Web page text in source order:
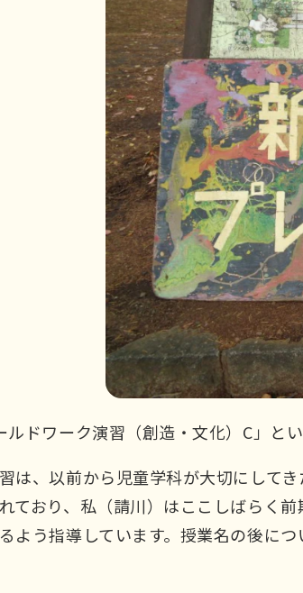
ドワーク演習（創造・文化）C」と
は、以前から児童学科が大切にして
ており、私（請川）はここしばらく
よう指導しています。授業名の後につ